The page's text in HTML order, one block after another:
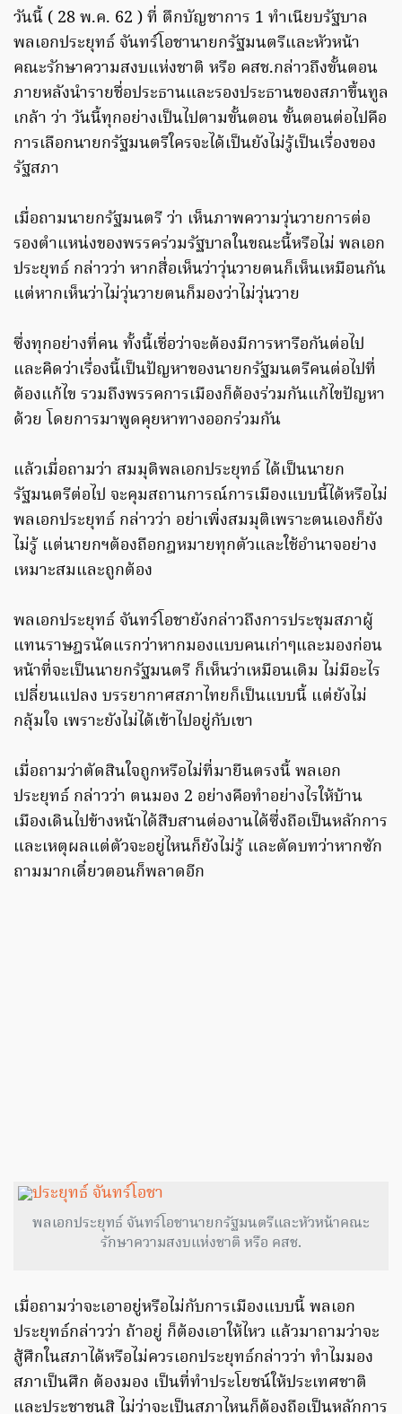
วันนี้ ( 28 พ.ค. 62 ) ที่ ตึกบัญชาการ 1 ทำเนียบรัฐบาล
พลเอกประยุทธ์ จันทร์โอชานายกรัฐมนตรีและหัวหน้า
คณะรักษาความสงบแห่งชาติ หรือ คสช.กล่าวถึงขั้นตอน
ภายหลังนำรายชื่อประธานและรองประธานของสภาขึ้นทูล
เกล้า ว่า วันนี้ทุกอย่างเป็นไปตามขั้นตอน ขั้นตอนต่อไปคือ
การเลือกนายกรัฐมนตรีใครจะได้เป็นยังไม่รู้เป็นเรื่องของ
รัฐสภา
เมื่อถามนายกรัฐมนตรี ว่า เห็นภาพความวุ่นวายการต่อ
รองตำแหน่งของพรรคร่วมรัฐบาลในขณะนี้หรือไม่ พลเอก
ประยุทธ์ กล่าวว่า หากสื่อเห็นว่าวุ่นวายตนก็เห็นเหมือนกัน
แต่หากเห็นว่าไม่วุ่นวายตนก็มองว่าไม่วุ่นวาย
ซึ่งทุกอย่างที่คน ทั้งนี้เชื่อว่าจะต้องมีการหารือกันต่อไป
และคิดว่าเรื่องนี้เป็นปัญหาของนายกรัฐมนตรีคนต่อไปที่
ต้องแก้ไข รวมถึงพรรคการเมืองก็ต้องร่วมกันแก้ไขปัญหา
ด้วย โดยการมาพูดคุยหาทางออกร่วมกัน
แล้วเมื่อถามว่า สมมุติ​พลเอกประยุทธ์ ได้เป็นนายก
รัฐมนตรีต่อไป จะคุมสถานการณ์การเมืองแบบนี้ได้หรือไม่
พลเอกประยุทธ์​ กล่าวว่า อย่าเพิ่งสมมุติเพราะตนเองก็ยัง
ไม่รู้ แต่นายกฯต้องถือกฎหมายทุกตัวและใช้อำนาจอย่าง
เหมาะสมและถูกต้อง
พลเอกประยุทธ์ จันทร์โอชายังกล่าวถึงการประชุมสภาผู้
แทนราษฎรนัดแรกว่าหากมองแบบคนเก่าๆและมองก่อน
หน้าที่จะเป็นนายกรัฐมนตรี ก็เห็นว่าเหมือนเดิม ไม่มีอะไร
เปลี่ยนแปลง บรรยากาศสภาไทยก็เป็นแบบนี้ แต่ยังไม่
กลุ้มใจ เพราะยังไม่ได้เข้าไปอยู่กับเขา
เมื่อถามว่าตัดสินใจถูกหรือไม่ที่มายืนตรงนี้ พลเอก
ประยุทธ์ กล่าวว่า ตนมอง 2 อย่างคือทำอย่างไรให้บ้าน
เมืองเดินไปข้างหน้าได้สืบสานต่องานได้ซึ่งถือเป็นหลักการ
และเหตุผลแต่ตัวจะอยู่ไหนก็ยังไม่รู้ และตัดบทว่าหากซัก
ถามมากเดี๋ยวตอนก็พลาดอีก
พลเอกประยุทธ์ จันทร์โอชานายกรัฐมนตรีและหัวหน้าคณะ
รักษาความสงบแห่งชาติ หรือ คสช.
เมื่อถามว่าจะเอาอยู่หรือไม่กับการเมืองแบบนี้ พลเอก
ประยุทธ์กล่าวว่า ถ้าอยู่ ก็ต้องเอาให้ไหว แล้วมาถามว่าจะ
สู้ศึกในสภาได้หรือไม่ควรเอกประยุทธ์กล่าวว่า ทำไมมอง
สภาเป็นศึก ต้องมอง เป็นที่ทำประโยชน์ให้ประเทศชาติ
และประชาชนสิ ไม่ว่าจะเป็นสภาไหนก็ต้องถือเป็นหลักการ